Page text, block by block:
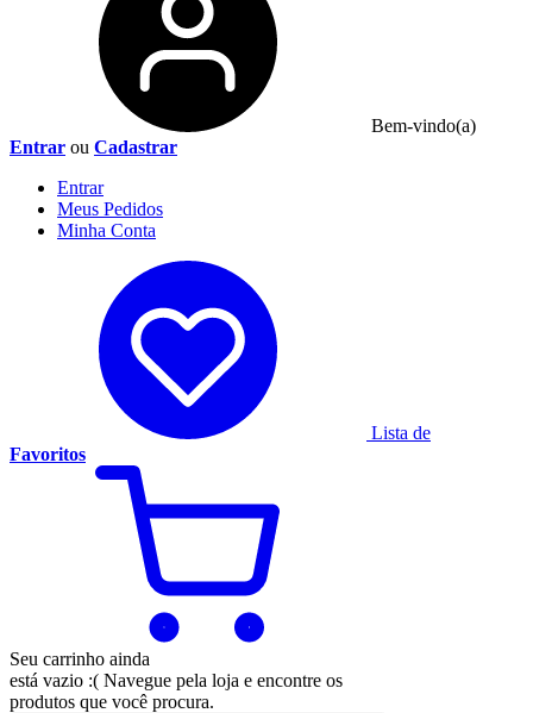
Bem-vindo(a)
Entrar ou Cadastrar
Entrar
Meus Pedidos
Minha Conta
Lista de
Favoritos
Seu carrinho ainda
está vazio :( Navegue pela loja e encontre os
produtos que você procura.